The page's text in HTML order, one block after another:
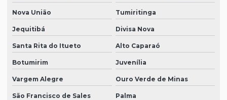
Nova União Tumiritinga
Jequitibá Divisa Nova
Santa Rita do Itueto Alto Caparaó
Botumirim Juvenília
Vargem Alegre Ouro Verde de Minas
São Francisco de Sales Palma